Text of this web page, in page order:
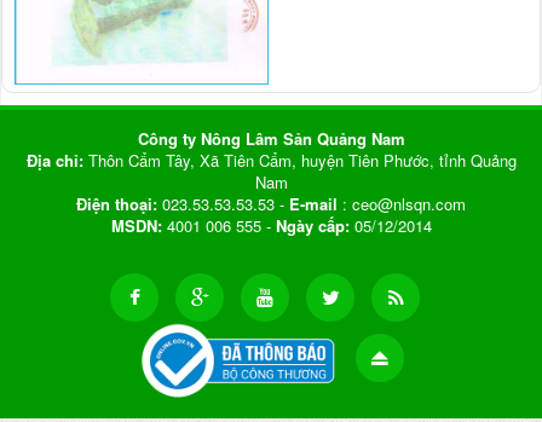
Công ty Nông Lâm Sản Quảng Nam
Địa chỉ:Thôn Cẩm Tây, Xã Tiên Cẩm, huyện Tiên Phước, tỉnh Quảng
Nam
Điện thoại: 023.53.53.53.53 - E-mail : ceo@nlsqn.com
MSDN:4001 006 555 - Ngày cấp:05/12/2014